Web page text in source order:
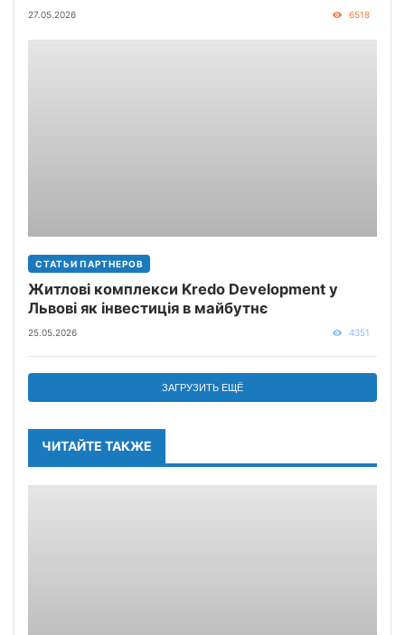
27.05.2026 6518
СТАТЬИ ПАРТНЕРОВ
Житлові комплекси Kredo Development у
Львові як інвестиція в майбутнє
25.05.2026 4351
ЗАГРУЗИТЬ ЕЩЁ
ЧИТАЙТЕ ТАКЖЕ